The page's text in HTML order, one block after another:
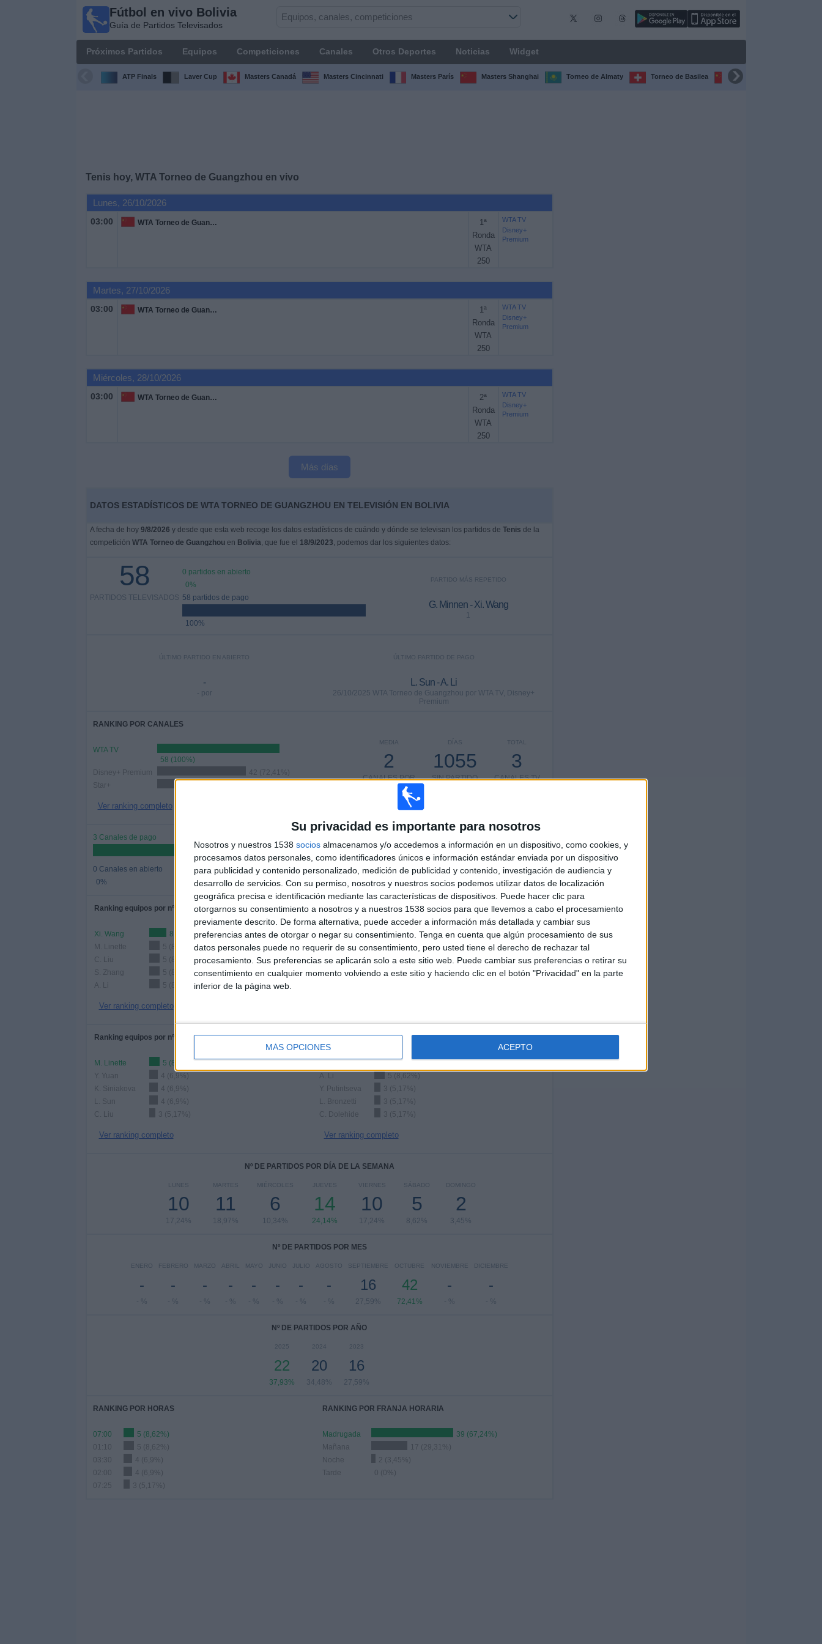
Su privacidad es importante para nosotros
Nosotros y nuestros 1538 socios almacenamos y/o accedemos a información en un dispositivo, como cookies, y
procesamos datos personales, como identificadores únicos e información estándar enviada por un dispositivo
para publicidad y contenido personalizado, medición de publicidad y contenido, investigación de audiencia y
desarrollo de servicios. Con su permiso, nosotros y nuestros socios podemos utilizar datos de localización
geográfica precisa e identificación mediante las características de dispositivos. Puede hacer clic para
otorgarnos su consentimiento a nosotros y a nuestros 1538 socios para que llevemos a cabo el procesamiento
previamente descrito. De forma alternativa, puede acceder a información más detallada y cambiar sus
preferencias antes de otorgar o negar su consentimiento. Tenga en cuenta que algún procesamiento de sus
datos personales puede no requerir de su consentimiento, pero usted tiene el derecho de rechazar tal
procesamiento. Sus preferencias se aplicarán solo a este sitio web. Puede cambiar sus preferencias o retirar su
consentimiento en cualquier momento volviendo a este sitio y haciendo clic en el botón "Privacidad" en la parte
inferior de la página web.
MÁS OPCIONES ACEPTO
Fútbol en vivo Bolivia
Guía de Partidos Televisados
Próximos Partidos Equipos Competiciones Canales Otros Deportes Noticias Widget
ATP Finals Laver Cup Masters Canadá Masters Cincinnati Masters París Masters Shanghai Torneo de Almaty Torneo de Basilea Torneo de Chengdú
Tenis hoy, WTA Torneo de Guangzhou en vivo
Lunes, 26/10/2026
03:00 WTA Torneo de Guangzhou
1ª
Ronda
WTA
250
WTA TV
Disney+
Premium
Martes, 27/10/2026
03:00 WTA Torneo de Guangzhou
1ª
Ronda
WTA
250
WTA TV
Disney+
Premium
Miércoles, 28/10/2026
03:00 WTA Torneo de Guangzhou
2ª
Ronda
WTA
250
WTA TV
Disney+
Premium
Más días
DATOS ESTADÍSTICOS DE WTA TORNEO DE GUANGZHOU EN TELEVISIÓN EN BOLIVIA
A fecha de hoy 9/8/2026 y desde que esta web recoge los datos estadísticos de cuándo y dónde se televisan los partidos de Tenis de la
competición WTA Torneo de Guangzhouen Bolivia, que fue el 18/9/2023, podemos dar los siguientes datos:
58
PARTIDOS TELEVISADOS
0 partidos en abierto
0%
58 partidos de pago
100%
PARTIDO MÁS REPETIDO
G. Minnen - Xi. Wang
1
ÚLTIMO PARTIDO EN ABIERTO
-
- por
ÚLTIMO PARTIDO DE PAGO
L. Sun - A. Li
26/10/2025 WTA Torneo de Guangzhou por WTA TV, Disney+
Premium
RANKING POR CANALES
WTA TV
58 (100%)
Disney+ Premium
42 (72,41%)
Star+
Ver ranking completo
TOTAL
3
CANALES TV
DÍAS
1055
SIN PARTIDO
MEDIA
2
CANALES POR
PARTIDO
3 Canales de pago
100%
0 Canales en abierto
0%
TOTAL
3
CANALES
TOTAL
54
Total equipos
Ranking equipos por nº de partidos
Xi. Wang
8 (13,79%)
M. Linette
5 (8,62%)
C. Liu
5 (8,62%)
S. Zhang
5 (8,62%)
A. Li
5 (8,62%)
Ver ranking completo
Ranking equipos por nº de partidos en abierto
Ver ranking completo
Ranking equipos por nº de partidos Local
M. Linette
5 (8,62%)
Y. Yuan
4 (6,9%)
K. Siniakova
4 (6,9%)
L. Sun
4 (6,9%)
C. Liu
3 (5,17%)
Ver ranking completo
Ranking equipos por nº de partidos Visitante
A. Li
5 (8,62%)
Y. Putintseva
3 (5,17%)
L. Bronzetti
3 (5,17%)
C. Dolehide
3 (5,17%)
Ver ranking completo
Nº DE PARTIDOS POR DÍA DE LA SEMANA
LUNES
10
17,24%
MARTES
11
18,97%
MIÉRCOLES
6
10,34%
JUEVES
14
24,14%
VIERNES
10
17,24%
SÁBADO
5
8,62%
DOMINGO
2
3,45%
Nº DE PARTIDOS POR MES
ENERO
-
- %
FEBRERO
-
- %
MARZO
-
- %
ABRIL
-
- %
MAYO
-
- %
JUNIO
-
- %
JULIO
-
- %
AGOSTO
-
- %
SEPTIEMBRE
16
27,59%
OCTUBRE
42
72,41%
NOVIEMBRE
-
- %
DICIEMBRE
-
- %
Nº DE PARTIDOS POR AÑO
2025
22
37,93%
2024
20
34,48%
2023
16
27,59%
RANKING POR HORAS
07:00
5 (8,62%)
5 (8,62%)
03:30
4 (6,9%)
02:00
4 (6,9%)
07:25
3 (5,17%)
RANKING POR FRANJA HORARIA
Madrugada
39 (67,24%)
Mañana
17 (29,31%)
Noche
2 (3,45%)
Tarde
0 (0%)